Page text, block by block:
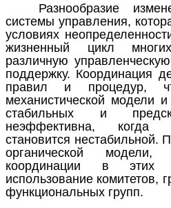
Разнообразие
системы управления,
условиях
жизненный цикл
различную
поддержку. Координация
правил и процедур,
механистической модели
стабильных и
неэффективна, когда
становится нестабильной.
органической
координации в этих
использование комитетов,
функциональных групп.